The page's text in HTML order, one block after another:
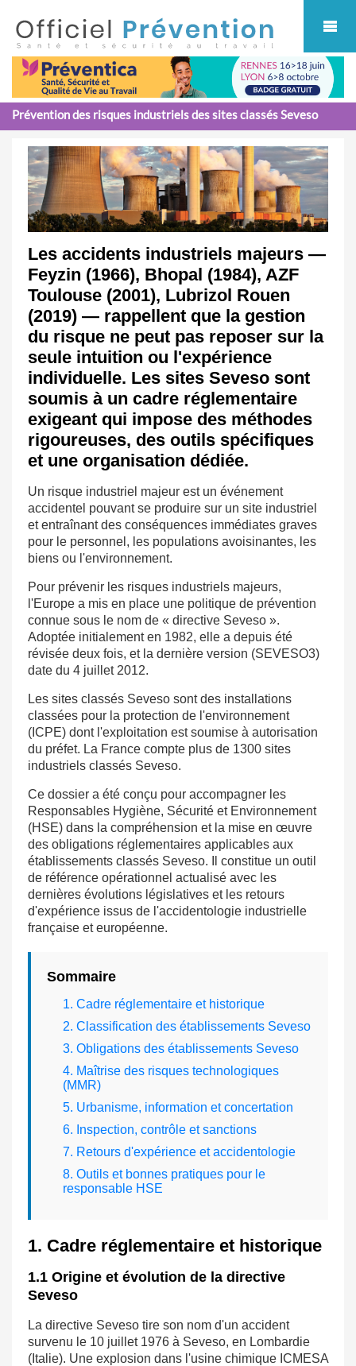
Prévention des risques industriels des sites classés Seveso
Les accidents industriels majeurs —
Feyzin (1966), Bhopal (1984), AZF
Toulouse (2001), Lubrizol Rouen
(2019) — rappellent que la gestion
du risque ne peut pas reposer sur la
seule intuition ou l'expérience
individuelle. Les sites Seveso sont
soumis à un cadre réglementaire
exigeant qui impose des méthodes
rigoureuses, des outils spécifiques
et une organisation dédiée.
Un risque industriel majeur est un événement
accidentel pouvant se produire sur un site industriel
et entraînant des conséquences immédiates graves
pour le personnel, les populations avoisinantes, les
biens ou l'environnement.
Pour prévenir les risques industriels majeurs,
l'Europe a mis en place une politique de prévention
connue sous le nom de « directive Seveso ».
Adoptée initialement en 1982, elle a depuis été
révisée deux fois, et la dernière version (SEVESO3)
date du 4 juillet 2012.
Les sites classés Seveso sont des installations
classées pour la protection de l'environnement
(ICPE) dont l'exploitation est soumise à autorisation
du préfet. La France compte plus de 1300 sites
industriels classés Seveso.
Ce dossier a été conçu pour accompagner les
Responsables Hygiène, Sécurité et Environnement
(HSE) dans la compréhension et la mise en œuvre
des obligations réglementaires applicables aux
établissements classés Seveso. Il constitue un outil
de référence opérationnel actualisé avec les
dernières évolutions législatives et les retours
d'expérience issus de l'accidentologie industrielle
française et européenne.
Sommaire
1. Cadre réglementaire et historique
2. Classification des établissements Seveso
3. Obligations des établissements Seveso
4. Maîtrise des risques technologiques
(MMR)
5. Urbanisme, information et concertation
6. Inspection, contrôle et sanctions
7. Retours d'expérience et accidentologie
8. Outils et bonnes pratiques pour le
responsable HSE
1. Cadre réglementaire et historique
1.1 Origine et évolution de la directive
Seveso
La directive Seveso tire son nom d'un accident
survenu le 10 juillet 1976 à Seveso, en Lombardie
(Italie). Une explosion dans l'usine chimique ICMESA